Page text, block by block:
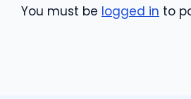
You must be logged in to